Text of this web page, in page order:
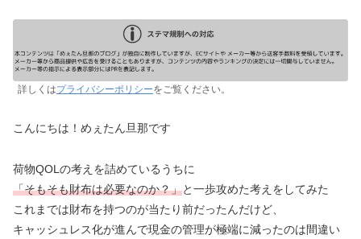
詳しくはプライバシーポリシーをご覧ください。
こんにちは！めぇたん旦那です
荷物QOLの考えを詰めているうちに
「そもそも財布は必要なのか？」と一歩攻めた考えをしてみた
これまでは財布を持つのが当たり前だったんだけど、
キャッシュレス化が進んで現金の管理が極端に減ったのは間違い